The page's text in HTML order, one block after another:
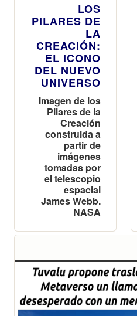
LOS
PILARES DE
LA
CREACIÓN:
EL ICONO
DEL NUEVO
UNIVERSO
Imagen de los
Pilares de la
Creación
construida a
partir de
imágenes
tomadas por
el telescopio
espacial
James Webb.
NASA